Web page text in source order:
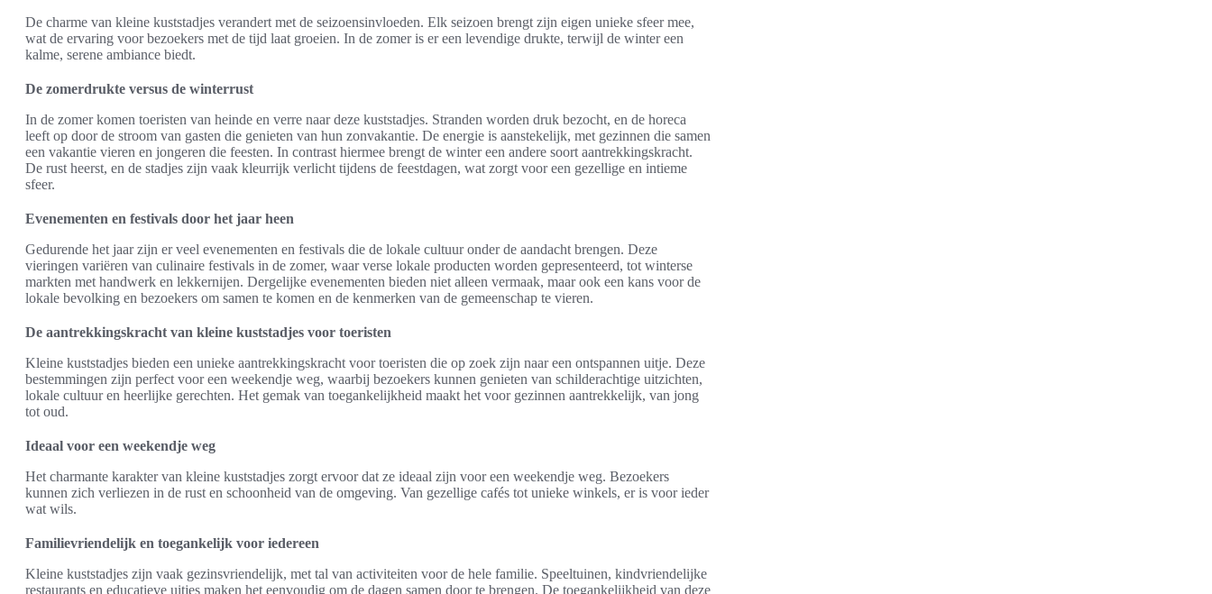
De charme van kleine kuststadjes verandert met de seizoensinvloeden. Elk seizoen brengt zijn eigen unieke sfeer mee,
wat de ervaring voor bezoekers met de tijd laat groeien. In de zomer is er een levendige drukte, terwijl de winter een
kalme, serene ambiance biedt.
De zomerdrukte versus de winterrust
In de zomer komen toeristen van heinde en verre naar deze kuststadjes. Stranden worden druk bezocht, en de horeca
leeft op door de stroom van gasten die genieten van hun zonvakantie. De energie is aanstekelijk, met gezinnen die samen
een vakantie vieren en jongeren die feesten. In contrast hiermee brengt de winter een andere soort aantrekkingskracht.
De rust heerst, en de stadjes zijn vaak kleurrijk verlicht tijdens de feestdagen, wat zorgt voor een gezellige en intieme
sfeer.
Evenementen en festivals door het jaar heen
Gedurende het jaar zijn er veel evenementen en festivals die de lokale cultuur onder de aandacht brengen. Deze
vieringen variëren van culinaire festivals in de zomer, waar verse lokale producten worden gepresenteerd, tot winterse
markten met handwerk en lekkernijen. Dergelijke evenementen bieden niet alleen vermaak, maar ook een kans voor de
lokale bevolking en bezoekers om samen te komen en de kenmerken van de gemeenschap te vieren.
De aantrekkingskracht van kleine kuststadjes voor toeristen
Kleine kuststadjes bieden een unieke aantrekkingskracht voor toeristen die op zoek zijn naar een ontspannen uitje. Deze
bestemmingen zijn perfect voor een weekendje weg, waarbij bezoekers kunnen genieten van schilderachtige uitzichten,
lokale cultuur en heerlijke gerechten. Het gemak van toegankelijkheid maakt het voor gezinnen aantrekkelijk, van jong
tot oud.
Ideaal voor een weekendje weg
Het charmante karakter van kleine kuststadjes zorgt ervoor dat ze ideaal zijn voor een weekendje weg. Bezoekers
kunnen zich verliezen in de rust en schoonheid van de omgeving. Van gezellige cafés tot unieke winkels, er is voor ieder
wat wils.
Familievriendelijk en toegankelijk voor iedereen
Kleine kuststadjes zijn vaak gezinsvriendelijk, met tal van activiteiten voor de hele familie. Speeltuinen, kindvriendelijke
restaurants en educatieve uitjes maken het eenvoudig om de dagen samen door te brengen. De toegankelijkheid van deze